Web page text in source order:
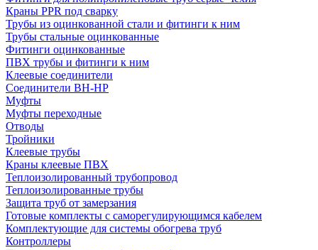
Краны PPR под сварку
Трубы из оцинкованной стали и фитинги к ним
Трубы стальные оцинкованные
Фитинги оцинкованные
ПВХ трубы и фитинги к ним
Клеевые соединители
Соединители ВН-НР
Муфты
Муфты переходные
Отводы
Тройники
Клеевые трубы
Краны клеевые ПВХ
Теплоизолированный трубопровод
Теплоизолированные трубы
Защита труб от замерзания
Готовые комплекты с саморегулирующимся кабелем
Комплектующие для системы обогрева труб
Контроллеры